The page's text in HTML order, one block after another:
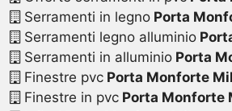
Serramenti in legnoPorta
Serramenti legno alluminio
Serramenti in alluminioPorta
Finestre pvcPorta Monforte
Finestre in pvcPorta Monforte